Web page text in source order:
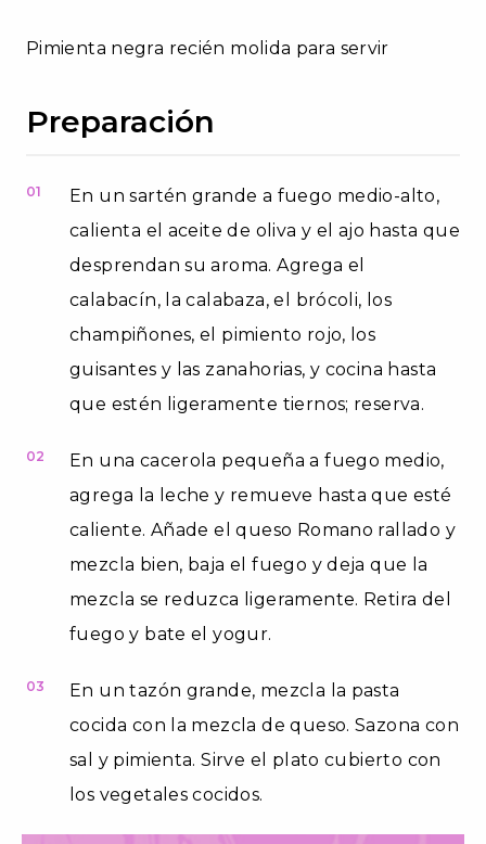
Pimienta negra recién molida para servir
Preparación
01
En un sartén grande a fuego medio-alto,
calienta el aceite de oliva y el ajo hasta que
desprendan su aroma. Agrega el
calabacín, la calabaza, el brócoli, los
champiñones, el pimiento rojo, los
guisantes y las zanahorias, y cocina hasta
que estén ligeramente tiernos; reserva.
02
En una cacerola pequeña a fuego medio,
agrega la leche y remueve hasta que esté
caliente. Añade el queso Romano rallado y
mezcla bien, baja el fuego y deja que la
mezcla se reduzca ligeramente. Retira del
fuego y bate el yogur.
03
En un tazón grande, mezcla la pasta
cocida con la mezcla de queso. Sazona con
sal y pimienta. Sirve el plato cubierto con
los vegetales cocidos.